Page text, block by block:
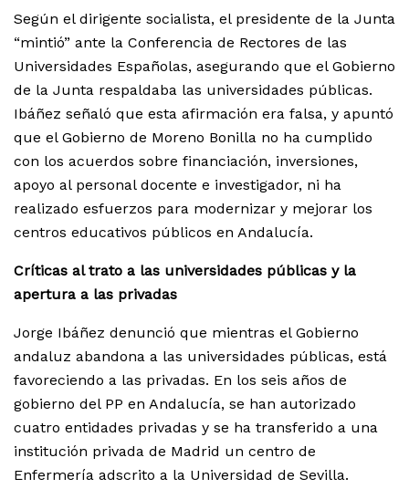
Según el dirigente socialista, el presidente de la Junta
“mintió” ante la Conferencia de Rectores de las
Universidades Españolas, asegurando que el Gobierno
de la Junta respaldaba las universidades públicas.
Ibáñez señaló que esta afirmación era falsa, y apuntó
que el Gobierno de Moreno Bonilla no ha cumplido
con los acuerdos sobre financiación, inversiones,
apoyo al personal docente e investigador, ni ha
realizado esfuerzos para modernizar y mejorar los
centros educativos públicos en Andalucía.
Críticas al trato a las universidades públicas y la
apertura a las privadas
Jorge Ibáñez denunció que mientras el Gobierno
andaluz abandona a las universidades públicas, está
favoreciendo a las privadas. En los seis años de
gobierno del PP en Andalucía, se han autorizado
cuatro entidades privadas y se ha transferido a una
institución privada de Madrid un centro de
Enfermería adscrito a la Universidad de Sevilla.